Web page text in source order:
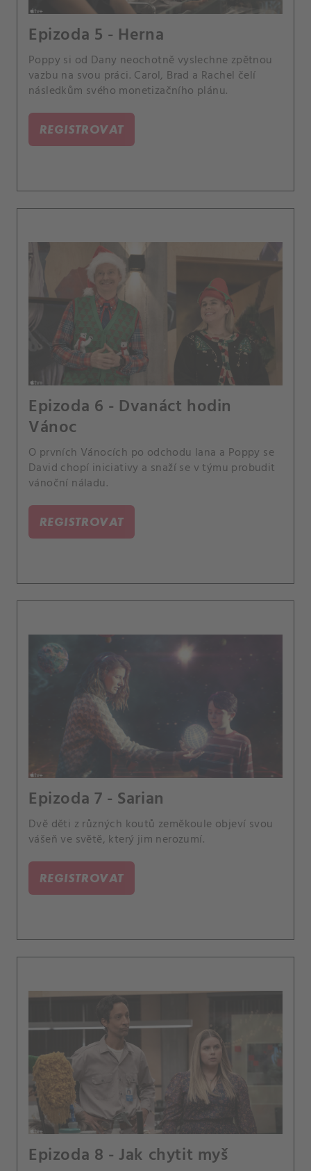
Epizoda 5 - Herna
Poppy si od Dany neochotně vyslechne zpětnou
vazbu na svou práci. Carol, Brad a Rachel čelí
následkům svého monetizačního plánu.
REGISTROVAT
Epizoda 6 - Dvanáct hodin
Vánoc
O prvních Vánocích po odchodu Iana a Poppy se
David chopí iniciativy a snaží se v týmu probudit
vánoční náladu.
REGISTROVAT
Epizoda 7 - Sarian
Dvě děti z různých koutů zeměkoule objeví svou
vášeň ve světě, který jim nerozumí.
REGISTROVAT
Epizoda 8 - Jak chytit myš